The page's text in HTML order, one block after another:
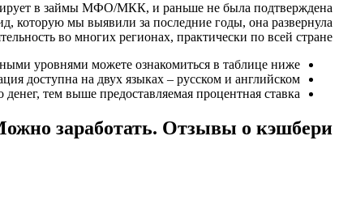
в займы МФО/МКК, и раньше не была подтверждена
которую мы выявили за последние годы, она развернула
во многих регионах, практически по всей стране.
уровнями можете ознакомиться в таблице ниже.
доступна на двух языках – русском и английском.
тем выше предоставляемая процентная ставка.
заработать. Отзывы о кэшбери